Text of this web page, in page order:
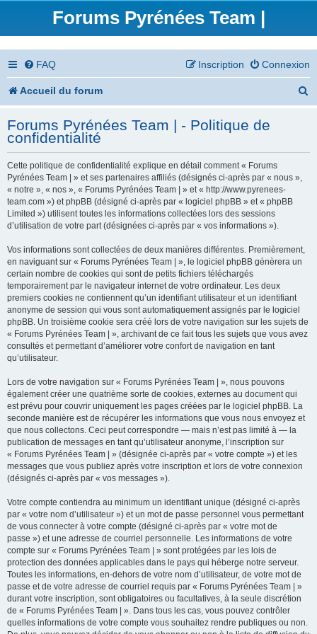
Forums Pyrénées Team |
FAQ Connexion
Inscription
Accueil du forum
h
Forums Pyrénées Team | - Politique de
confidentialité
Cette politique de confidentialité explique en détail comment « Forums
Pyrénées Team | » et ses partenaires affiliés (désignés ci-après par « nous »,
« notre », « nos », « Forums Pyrénées Team | » et « http://www.pyrenees-
team.com ») et phpBB (désigné ci-après par « logiciel phpBB » et « phpBB
Limited ») utilisent toutes les informations collectées lors des sessions
d’utilisation de votre part (désignées ci-après par « vos informations »).
Vos informations sont collectées de deux manières différentes. Premièrement,
en naviguant sur « Forums Pyrénées Team | », le logiciel phpBB génèrera un
certain nombre de cookies qui sont de petits fichiers téléchargés
temporairement par le navigateur internet de votre ordinateur. Les deux
premiers cookies ne contiennent qu’un identifiant utilisateur et un identifiant
anonyme de session qui vous sont automatiquement assignés par le logiciel
phpBB. Un troisième cookie sera créé lors de votre navigation sur les sujets de
« Forums Pyrénées Team | », archivant de ce fait tous les sujets que vous avez
consultés et permettant d’améliorer votre confort de navigation en tant
qu’utilisateur.
Lors de votre navigation sur « Forums Pyrénées Team | », nous pouvons
également créer une quatrième sorte de cookies, externes au document qui
est prévu pour couvrir uniquement les pages créées par le logiciel phpBB. La
seconde manière est de récupérer les informations que vous nous envoyez et
que nous collectons. Ceci peut correspondre — mais n’est pas limité à — la
publication de messages en tant qu’utilisateur anonyme, l’inscription sur
« Forums Pyrénées Team | » (désignée ci-après par « votre compte ») et les
messages que vous publiez après votre inscription et lors de votre connexion
(désignés ci-après par « vos messages »).
Votre compte contiendra au minimum un identifiant unique (désigné ci-après
par « votre nom d’utilisateur ») et un mot de passe personnel vous permettant
de vous connecter à votre compte (désigné ci-après par « votre mot de
passe ») et une adresse de courriel personnelle. Les informations de votre
compte sur « Forums Pyrénées Team | » sont protégées par les lois de
protection des données applicables dans le pays qui héberge notre serveur.
Toutes les informations, en-dehors de votre nom d’utilisateur, de votre mot de
passe et de votre adresse de courriel requis par « Forums Pyrénées Team | »
durant votre inscription, sont obligatoires ou facultatives, à la seule discrétion
de « Forums Pyrénées Team | ». Dans tous les cas, vous pouvez contrôler
quelles informations de votre compte vous souhaitez rendre publiques ou non.